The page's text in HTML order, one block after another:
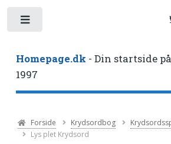
Homepage.dk - Din startside
1997
Forside Krydsordbog
Lys plet Krydsord